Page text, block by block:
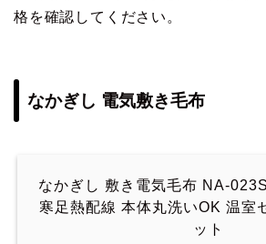
格を確認してください。
なかぎし 電気敷き毛布
なかぎし 敷き電気毛布 NA-
寒足熱配線 本体丸洗いOK 温室
ット